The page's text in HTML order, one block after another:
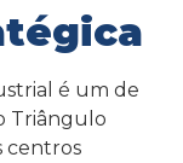
é um de
Triângulo
centros